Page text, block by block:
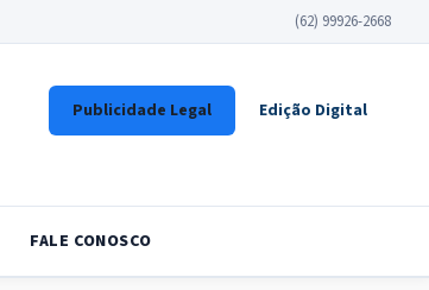
(62) 99926-2668
Publicidade Legal Edição Digital
FALE CONOSCO